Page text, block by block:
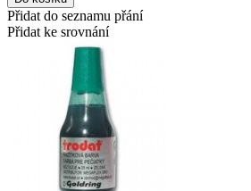
Přidat do seznamu přání
Přidat ke srovnání